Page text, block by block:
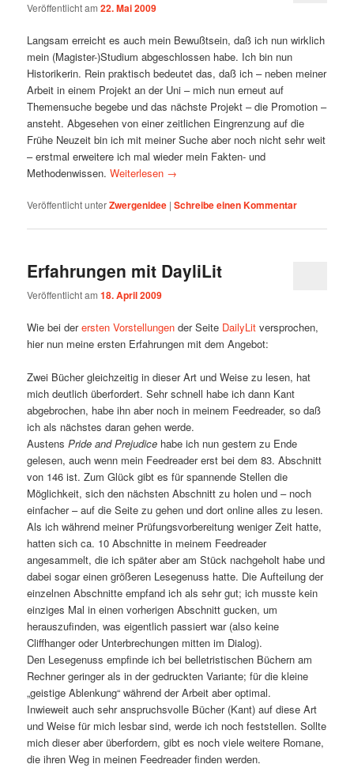
Veröffentlicht am22. Mai 2009
Langsam erreicht es auch mein Bewußtsein, daß ich nun wirklich
mein (Magister-)Studium abgeschlossen habe. Ich bin nun
Historikerin. Rein praktisch bedeutet das, daß ich – neben meiner
Arbeit in einem Projekt an der Uni – mich nun erneut auf
Themensuche begebe und das nächste Projekt – die Promotion –
ansteht. Abgesehen von einer zeitlichen Eingrenzung auf die
Frühe Neuzeit bin ich mit meiner Suche aber noch nicht sehr weit
– erstmal erweitere ich mal wieder mein Fakten- und
Methodenwissen.Weiterlesen →
Veröffentlicht unterZwergenidee |Schreibe einen Kommentar
Erfahrungen mit DayliLit
Veröffentlicht am18. April 2009
Wie bei derersten Vorstellungen der Seite DailyLit versprochen,
hier nun meine ersten Erfahrungen mit dem Angebot:
Zwei Bücher gleichzeitig in dieser Art und Weise zu lesen, hat
mich deutlich überfordert. Sehr schnell habe ich dann Kant
abgebrochen, habe ihn aber noch in meinem Feedreader, so daß
ich als nächstes daran gehen werde.
AustensPride and Prejudice habe ich nun gestern zu Ende
gelesen, auch wenn mein Feedreader erst bei dem 83. Abschnitt
von 146 ist. Zum Glück gibt es für spannende Stellen die
Möglichkeit, sich den nächsten Abschnitt zu holen und – noch
einfacher – auf die Seite zu gehen und dort online alles zu lesen.
Als ich während meiner Prüfungsvorbereitung weniger Zeit hatte,
hatten sich ca. 10 Abschnitte in meinem Feedreader
angesammelt, die ich später aber am Stück nachgeholt habe und
dabei sogar einen größeren Lesegenuss hatte. Die Aufteilung der
einzelnen Abschnitte empfand ich als sehr gut; ich musste kein
einziges Mal in einen vorherigen Abschnitt gucken, um
herauszufinden, was eigentlich passiert war (also keine
Cliffhanger oder Unterbrechungen mitten im Dialog).
Den Lesegenuss empfinde ich bei belletristischen Büchern am
Rechner geringer als in der gedruckten Variante; für die kleine
„geistige Ablenkung“ während der Arbeit aber optimal.
Inwieweit auch sehr anspruchsvolle Bücher (Kant) auf diese Art
und Weise für mich lesbar sind, werde ich noch feststellen. Sollte
mich dieser aber überfordern, gibt es noch viele weitere Romane,
die ihren Weg in meinen Feedreader finden werden.